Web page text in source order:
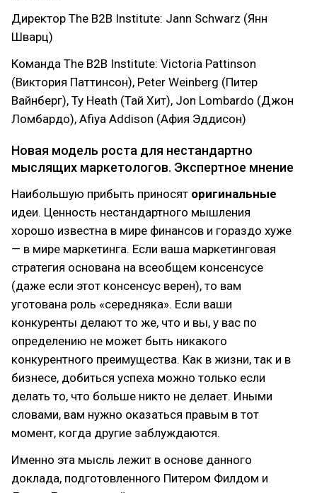
Директор The B2B Institute: Jann Schwarz (Янн
Шварц)
Команда The B2B Institute: Victoria Pattinson
(Виктория Паттинсон), Peter Weinberg (Питер
Вайнберг), Ty Heath (Тай Хит), Jon Lombardo (Джон
Ломбардо), Afiya Addison (Афия Эддисон)
Новая модель роста для нестандартно
мыслящих маркетологов. Экспертное мнение
Наибольшую прибыть приносят оригинальные
идеи. Ценность нестандартного мышления
хорошо известна в мире финансов и гораздо хуже
— в мире маркетинга. Если ваша маркетинговая
стратегия основана на всеобщем консенсусе
(даже если этот консенсус верен), то вам
уготована роль «середняка». Если ваши
конкуренты делают то же, что и вы, у вас по
определению не может быть никакого
конкурентного преимущества. Как в жизни, так и в
бизнесе, добиться успеха можно только если
делать то, что больше никто не делает. Иными
словами, вам нужно оказаться правым в тот
момент, когда другие заблуждаются.
Именно эта мысль лежит в основе данного
доклада, подготовленного Питером Филдом и